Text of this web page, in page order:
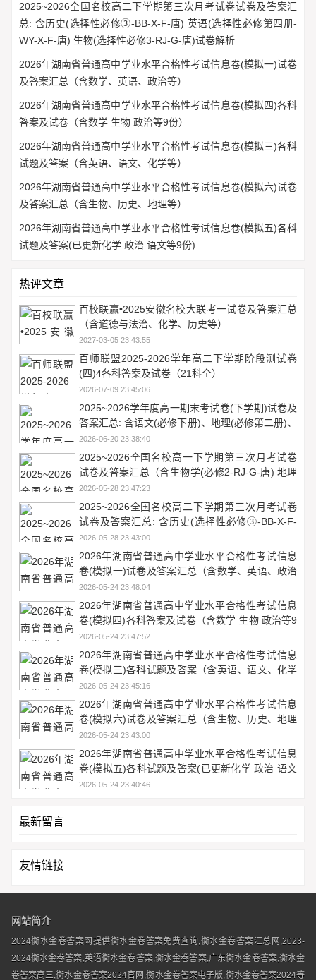
2025~2026全国名校高二下学期第三次月考试卷试卷及答案汇
总: 含历史(选择性必修③-BB-X-F-唐) 英语(选择性必修第四册-
WY-X-F-唐) 生物(选择性必修3-RJ-G-唐)试卷解析
2026年湖南省普通高中学业水平合格性考试信息卷(模拟一)试卷
及答案汇总（含数学、英语、政治等）
2026年湖南省普通高中学业水平合格性考试信息卷(模拟四)各科
答案及试卷（含数学 生物 政治等9份）
2026年湖南省普通高中学业水平合格性考试信息卷(模拟三)各科
试题及答案（含英语、语文、化学等）
2026年湖南省普通高中学业水平合格性考试信息卷(模拟六)试卷
及答案汇总（含生物、历史、地理等）
2026年湖南省普通高中学业水平合格性考试信息卷(模拟五)各科
试题及答案(已更新化学 政治 语文等9份)
热评文章
百校联赢•2025安徽名校大联考一试卷及答案汇总
（含道德与法治、化学、历史等）
2027-03-05 23:43:55
百师联盟2025-2026学年高二下学期阶段测试卷
(四)4各科答案及试卷（21科全）
2026-07-09 23:45:06
2025~2026学年度高一期末考试卷(下学期)试卷及
答案汇总: 含语文(必修下册)、地理(必修第二册)、
化学(必修第二册 RJ)试卷解析
2026-06-20 23:38:40
2025~2026全国名校高一下学期第三次月考试卷
试卷及答案汇总（含生物学(必修2-RJ-G-唐) 地理
(必修第二册-LJ-G-唐) 数学(必修第二册-RJA-X-F-
H-唐)等10份）
2026-05-28 23:47:23
2025~2026全国名校高二下学期第三次月考试卷
试卷及答案汇总: 含历史(选择性必修③-BB-X-F-
唐) 英语(选择性必修第四册-WY-X-F-唐) 生物(选
择性必修3-RJ-G-唐)试卷解析
2026-05-28 23:43:00
2026年湖南省普通高中学业水平合格性考试信息
卷(模拟一)试卷及答案汇总（含数学、英语、政治
等）
2026-05-24 23:48:04
2026年湖南省普通高中学业水平合格性考试信息
卷(模拟四)各科答案及试卷（含数学 生物 政治等9
份）
2026-05-24 23:47:52
2026年湖南省普通高中学业水平合格性考试信息
卷(模拟三)各科试题及答案（含英语、语文、化学
等）
2026-05-24 23:45:16
2026年湖南省普通高中学业水平合格性考试信息
卷(模拟六)试卷及答案汇总（含生物、历史、地理
等）
2026-05-24 23:43:00
2026年湖南省普通高中学业水平合格性考试信息
卷(模拟五)各科试题及答案(已更新化学 政治 语文
等9份)
2026-05-24 23:40:46
最新留言
友情链接
网站简介
2024衡水金卷答案网提供衡水金卷答案免费查询,衡水金卷答案汇总网,2023-
2024衡水金卷答案,英语衡水金卷答案,衡水金卷答案,广东衡水金卷答案,衡水金
卷答案高三,衡水金卷答案2024官网,衡水金卷答案电子版,衡水金卷答案2024等